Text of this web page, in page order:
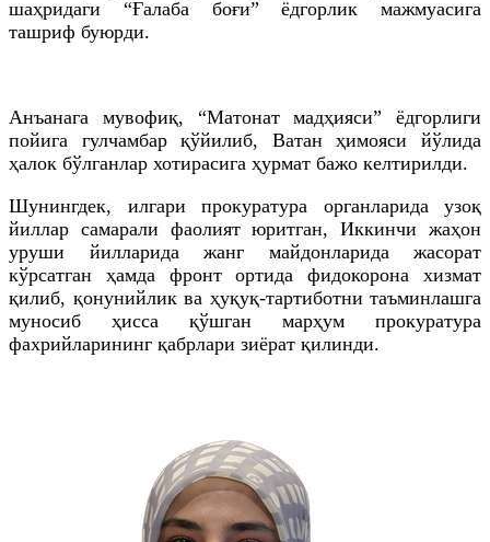
шаҳридаги “Ғалаба боғи” ёдгорлик мажмуасига
ташриф буюрди.
Анъанага мувофиқ, “Матонат мадҳияси” ёдгорлиги
пойига гулчамбар қўйилиб, Ватан ҳимояси йўлида
ҳалок бўлганлар хотирасига ҳурмат бажо келтирилди.
Шунингдек, илгари прокуратура органларида узоқ
йиллар самарали фаолият юритган, Иккинчи жаҳон
уруши йилларида жанг майдонларида жасорат
кўрсатган ҳамда фронт ортида фидокорона хизмат
қилиб, қонунийлик ва ҳуқуқ-тартиботни таъминлашга
муносиб ҳисса қўшган марҳум прокуратура
фахрийларининг қабрлари зиёрат қилинди.